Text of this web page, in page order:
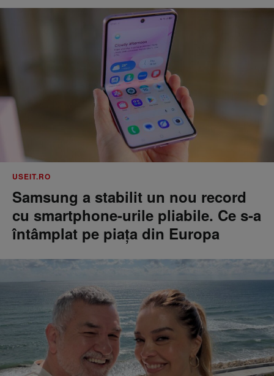
USEIT.RO
Samsung a stabilit un nou record
cu smartphone-urile pliabile. Ce s-a
întâmplat pe piața din Europa